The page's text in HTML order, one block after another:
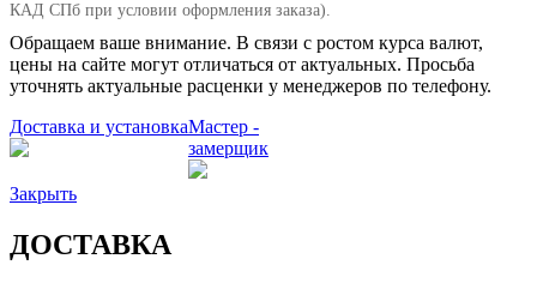
КАД СПб при условии оформления заказа).
Обращаем ваше внимание. В связи с ростом курса валют,
цены на сайте могут отличаться от актуальных. Просьба
уточнять актуальные расценки у менеджеров по телефону.
Доставка и установкаМастер -
замерщик
Закрыть
ДОСТАВКА